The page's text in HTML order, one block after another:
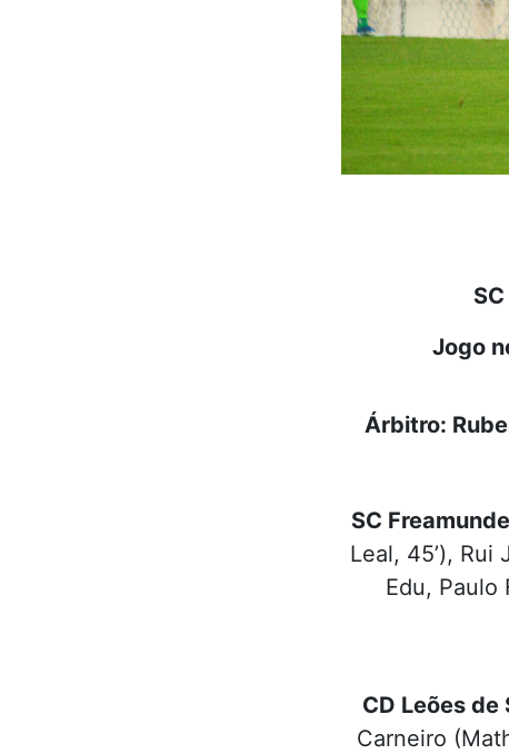
Jogo
Árbitro:
SC
Leal, 45’), Rui
Edu, Paulo
CD Leões de
Carneiro